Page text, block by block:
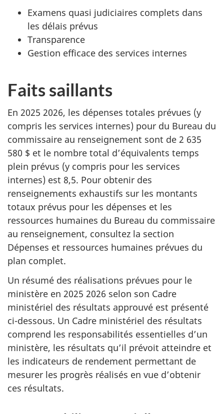
Examens quasi judiciaires complets dans
les délais prévus
Transparence
Gestion efficace des services internes
Faits saillants
En 2025 2026, les dépenses totales prévues (y
compris les services internes) pour du Bureau du
commissaire au renseignement sont de 2 635
580 $ et le nombre total d’équivalents temps
plein prévus (y compris pour les services
internes) est 8,5. Pour obtenir des
renseignements exhaustifs sur les montants
totaux prévus pour les dépenses et les
ressources humaines du Bureau du commissaire
au renseignement, consultez la section
Dépenses et ressources humaines prévues du
plan complet.
Un résumé des réalisations prévues pour le
ministère en 2025 2026 selon son Cadre
ministériel des résultats approuvé est présenté
ci-dessous. Un Cadre ministériel des résultats
comprend les responsabilités essentielles d’un
ministère, les résultats qu’il prévoit atteindre et
les indicateurs de rendement permettant de
mesurer les progrès réalisés en vue d’obtenir
ces résultats.